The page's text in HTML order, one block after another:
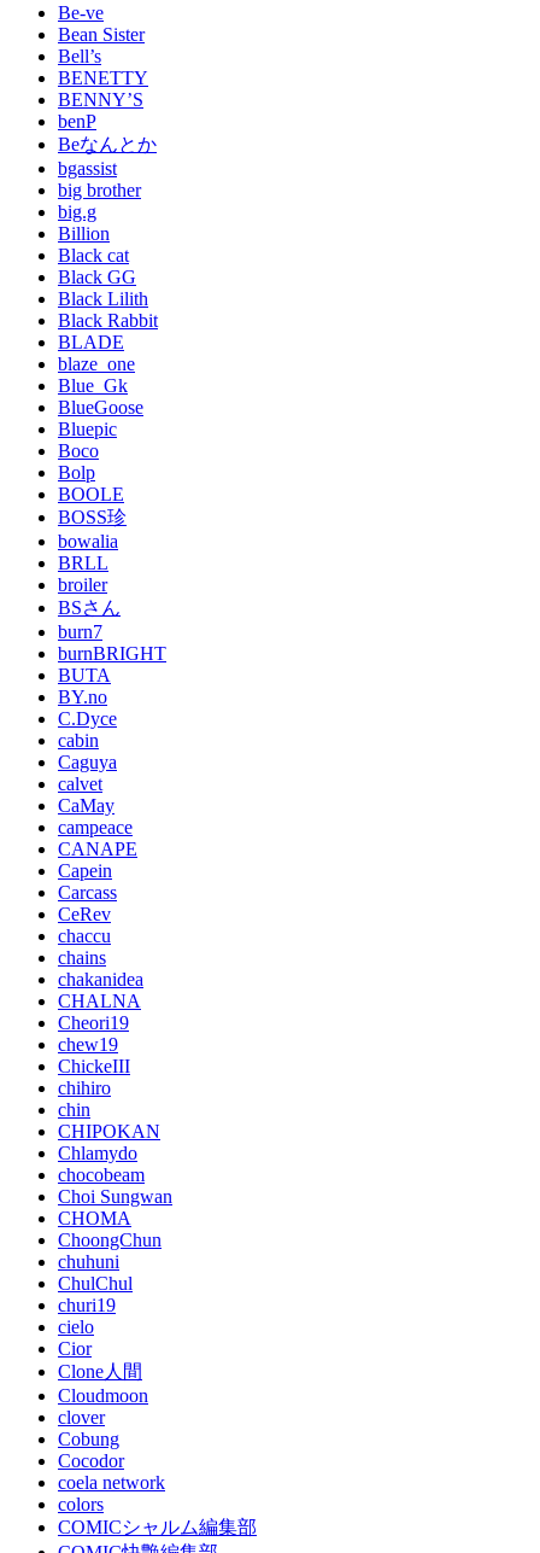
Be-ve
Bean Sister
Bell’s
BENETTY
BENNY’S
benP
Beなんとか
bgassist
big brother
big.g
Billion
Black cat
Black GG
Black Lilith
Black Rabbit
BLADE
blaze_one
Blue_Gk
BlueGoose
Bluepic
Boco
Bolp
BOOLE
BOSS珍
bowalia
BRLL
broiler
BSさん
burn7
burnBRIGHT
BUTA
BY.no
C.Dyce
cabin
Caguya
calvet
CaMay
campeace
CANAPE
Capein
Carcass
CeRev
chaccu
chains
chakanidea
CHALNA
Cheori19
chew19
ChickeIII
chihiro
chin
CHIPOKAN
Chlamydo
chocobeam
Choi Sungwan
CHOMA
ChoongChun
chuhuni
ChulChul
churi19
cielo
Cior
Clone人間
Cloudmoon
clover
Cobung
Cocodor
coela network
colors
COMICシャルム編集部